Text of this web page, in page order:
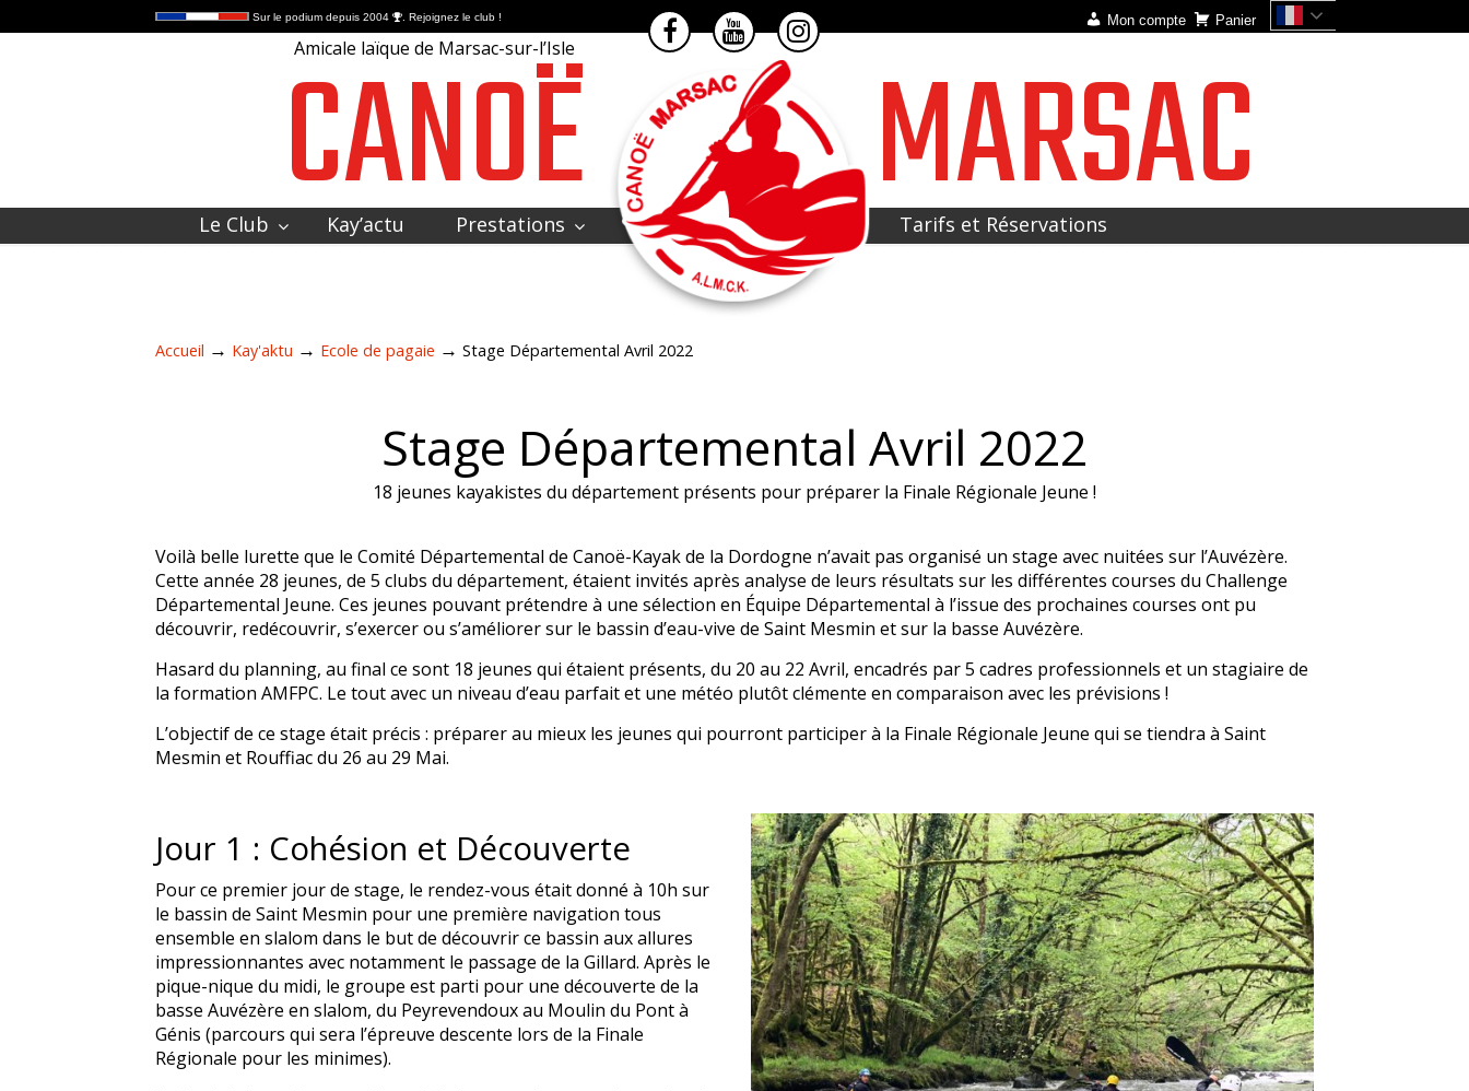
Sur le podium depuis 2004 . Rejoignez le club ! Mon compte Panier
Amicale laïque de Marsac-sur-l’Isle
CANOË MARSAC
Le Club Kay’actu Prestations
Tarifs et Réservations
Accueil → Kay'aktu → Ecole de pagaie → Stage Départemental Avril 2022
Stage Départemental Avril 2022
18 jeunes kayakistes du département présents pour préparer la Finale Régionale Jeune !
Voilà belle lurette que le Comité Départemental de Canoë-Kayak de la Dordogne n’avait pas organisé un stage avec nuitées sur l’Auvézère.
Cette année 28 jeunes, de 5 clubs du département, étaient invités après analyse de leurs résultats sur les différentes courses du Challenge
Départemental Jeune. Ces jeunes pouvant prétendre à une sélection en Équipe Départemental à l’issue des prochaines courses ont pu
découvrir, redécouvrir, s’exercer ou s’améliorer sur le bassin d’eau-vive de Saint Mesmin et sur la basse Auvézère.
Hasard du planning, au final ce sont 18 jeunes qui étaient présents, du 20 au 22 Avril, encadrés par 5 cadres professionnels et un stagiaire de
la formation AMFPC. Le tout avec un niveau d’eau parfait et une météo plutôt clémente en comparaison avec les prévisions !
L’objectif de ce stage était précis : préparer au mieux les jeunes qui pourront participer à la Finale Régionale Jeune qui se tiendra à Saint
Mesmin et Rouffiac du 26 au 29 Mai.
Jour 1 : Cohésion et Découverte
Pour ce premier jour de stage, le rendez-vous était donné à 10h sur
le bassin de Saint Mesmin pour une première navigation tous
ensemble en slalom dans le but de découvrir ce bassin aux allures
impressionnantes avec notamment le passage de la Gillard. Après le
pique-nique du midi, le groupe est parti pour une découverte de la
basse Auvézère en slalom, du Peyrevendoux au Moulin du Pont à
Génis (parcours qui sera l’épreuve descente lors de la Finale
Régionale pour les minimes).